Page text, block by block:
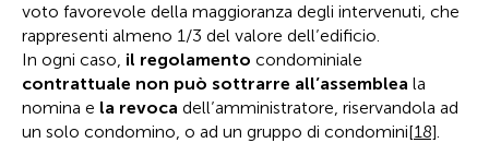
voto favorevole della maggioranza degli intervenuti, che
rappresenti almeno 1/3 del valore dell’edificio.
In ogni caso, il regolamento condominiale
contrattuale non può sottrarre all’assemblea la
nomina e la revoca dell’amministratore, riservandola ad
un solo condomino, o ad un gruppo di condomini[18].